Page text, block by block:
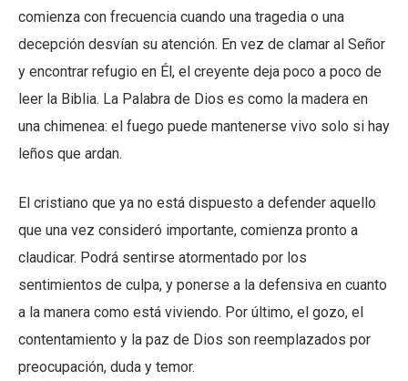
comienza con frecuencia cuando una tragedia o una
decepción desvían su atención. En vez de clamar al Señor
y encontrar refugio en Él, el creyente deja poco a poco de
leer la Biblia. La Palabra de Dios es como la madera en
una chimenea: el fuego puede mantenerse vivo solo si hay
leños que ardan.
El cristiano que ya no está dispuesto a defender aquello
que una vez consideró importante, comienza pronto a
claudicar. Podrá sentirse atormentado por los
sentimientos de culpa, y ponerse a la defensiva en cuanto
a la manera como está viviendo. Por último, el gozo, el
contentamiento y la paz de Dios son reemplazados por
preocupación, duda y temor.